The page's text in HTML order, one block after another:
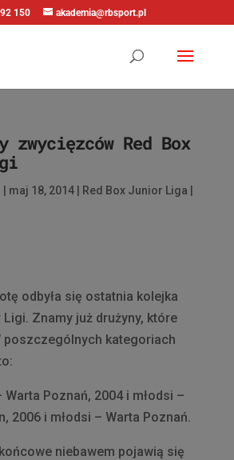
150 akademia@rbsport.pl
zwycięzców Red Box
maj 18, 2014| Red Box Junior Liga
odbyła się ostatnia kolejka
Ligi. Znamy już drużyny, które
poszczególnych kategoriach
Warta Poznań, 2004 i młodsi –
2006 i młodsi – Warta Poznań.
niebawem pojawią się